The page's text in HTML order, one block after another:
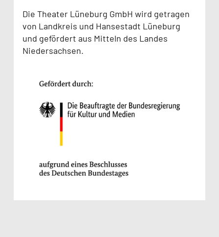
Die Theater Lüneburg GmbH wird getragen
von Landkreis und Hansestadt Lüneburg
und gefördert aus Mitteln des Landes
Niedersachsen.